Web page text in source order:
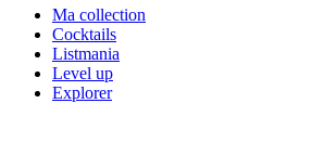
Ma collection
Cocktails
Listmania
Level up
Explorer